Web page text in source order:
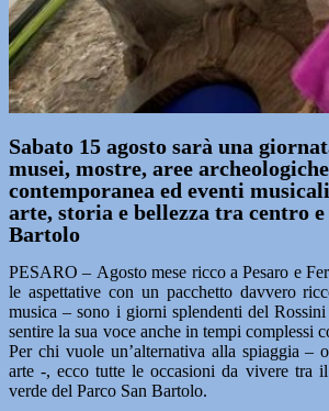
Sabato 15 agosto sarà una
musei, mostre, aree
contemporanea ed eventi
arte, storia e bellezza tra centro e
Bartolo
PESARO – Agosto mese ricco a Pesaro e
le aspettative con un pacchetto davvero
musica – sono i giorni splendenti del
sentire la sua voce anche in tempi complessi
Per chi vuole un’alternativa alla spiaggia –
arte -, ecco tutte le occasioni da vivere tra
verde del Parco San Bartolo.